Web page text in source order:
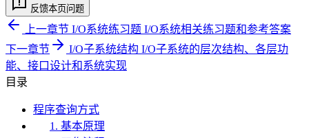
反馈本页问题
上一章节 I/O系统练习题 I/O系统相关练习题和参考答案
下一章节
I/O子系统结构 I/O子系统的层次结构、各层功
能、接口设计和系统实现
目录
程序查询方式
1. 基本原理